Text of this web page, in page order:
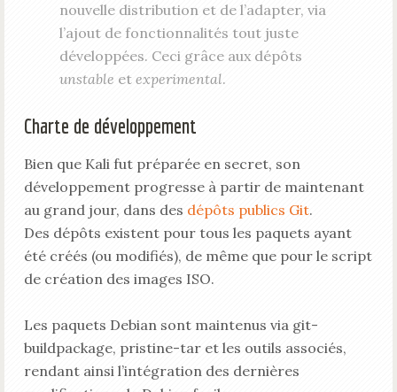
nouvelle distribution et de l’adapter, via
l’ajout de fonctionnalités tout juste
développées. Ceci grâce aux dépôts
unstable et experimental.
Charte de développement
Bien que Kali fut préparée en secret, son
développement progresse à partir de maintenant
au grand jour, dans des dépôts publics Git.
Des dépôts existent pour tous les paquets ayant
été créés (ou modifiés), de même que pour le script
de création des images ISO.
Les paquets Debian sont maintenus via git-
buildpackage, pristine-tar et les outils associés,
rendant ainsi l’intégration des dernières